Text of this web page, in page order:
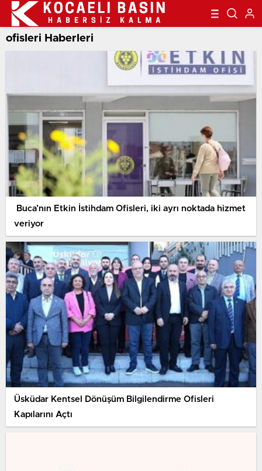
ofisleri Haberleri
Buca’nın Etkin İstihdam Ofisleri, iki ayrı noktada hizmet
veriyor
Üsküdar Kentsel Dönüşüm Bilgilendirme Ofisleri
Kapılarını Açtı